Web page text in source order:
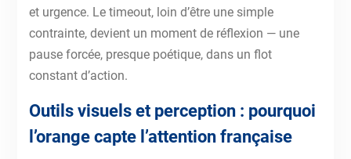
et urgence. Le timeout, loin d’être une simple
contrainte, devient un moment de réflexion — une
pause forcée, presque poétique, dans un flot
constant d’action.
Outils visuels et perception : pourquoi
l’orange capte l’attention française